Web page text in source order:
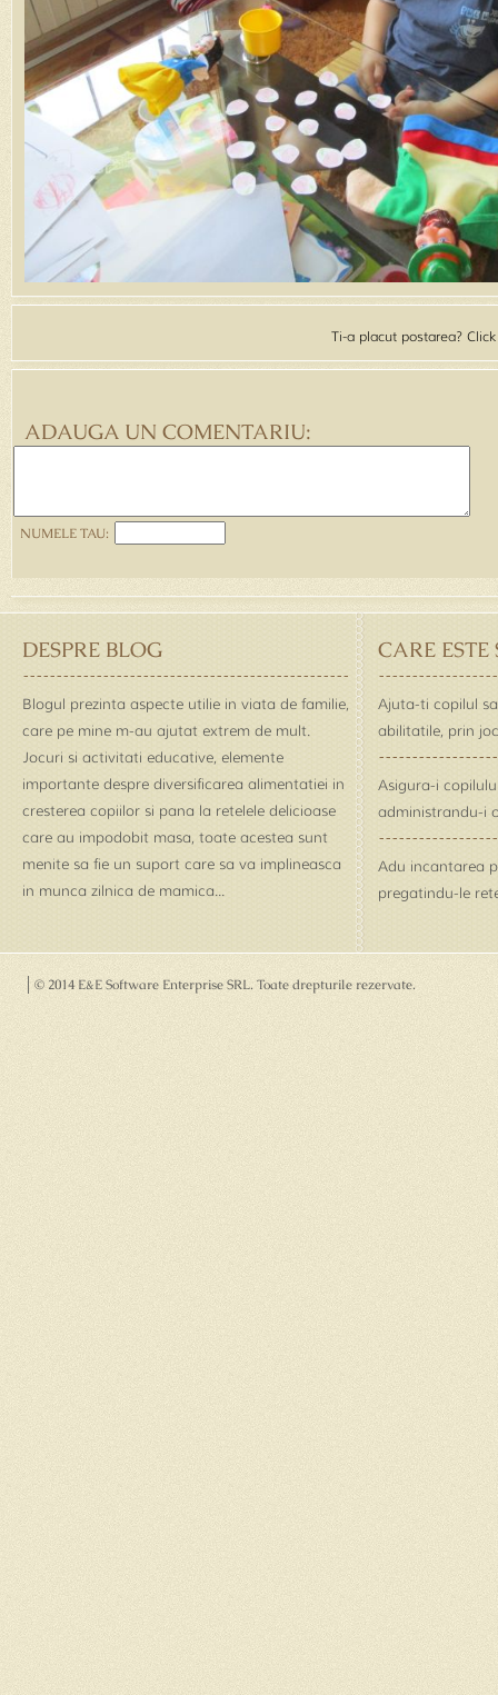
Ti-a placut postarea?
ADAUGA UN COMENTARIU:
NUMELE TAU:
DESPRE BLOG
Blogul prezinta aspecte utilie in viata de familie,
care pe mine m-au ajutat extrem de mult.
Jocuri si activitati educative, elemente
importante despre diversificarea alimentatiei in
cresterea copiilor si pana la retelele delicioase
care au impodobit masa, toate acestea sunt
menite sa fie un suport care sa va implineasca
in munca zilnica de mamica...
CARE ESTE
Ajuta-ti copilul
abilitatile, prin
Asigura-i
administrandu-i
Adu incantarea
pregatindu-le
© 2014 E&E Software Enterprise SRL. Toate drepturile rezervate.